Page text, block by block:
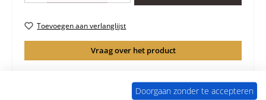
Toevoegen aan verlanglijst
Vraag over het product
Doorgaan zonder te accepteren